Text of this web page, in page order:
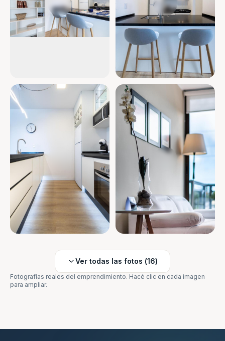
Ver todas las fotos (16)
Fotografías reales del emprendimiento. Hacé clic en cada imagen
para ampliar.